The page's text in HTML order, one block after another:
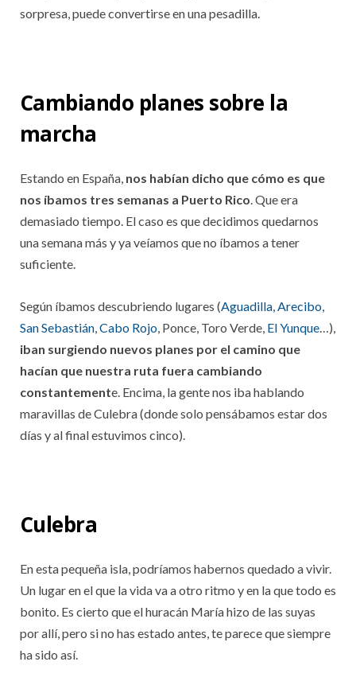
sorpresa, puede convertirse en una pesadilla.
Cambiando planes sobre la
marcha
Estando en España, nos habían dicho que cómo es que
nos íbamos tres semanas a Puerto Rico. Que era
demasiado tiempo. El caso es que decidimos quedarnos
una semana más y ya veíamos que no íbamos a tener
suficiente.
Según íbamos descubriendo lugares (Aguadilla, Arecibo,
San Sebastián,Cabo Rojo, Ponce, Toro Verde, El Yunque…),
iban surgiendo nuevos planes por el camino que
hacían que nuestra ruta fuera cambiando
constantemente. Encima, la gente nos iba hablando
maravillas de Culebra (donde solo pensábamos estar dos
días y al final estuvimos cinco).
Culebra
En esta pequeña isla, podríamos habernos quedado a vivir.
Un lugar en el que la vida va a otro ritmo y en la que todo es
bonito. Es cierto que el huracán María hizo de las suyas
por allí, pero si no has estado antes, te parece que siempre
ha sido así.